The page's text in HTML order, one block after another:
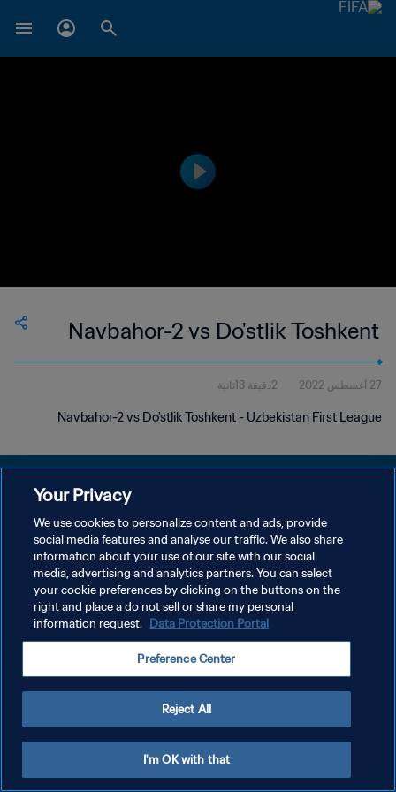
Navbahor-2 vs Do'stlik Toshkent
27 أغسطس 2022 2دقيقة 13ثانية
Navbahor-2 vs Do'stlik Toshkent - Uzbekistan First League
سياسة الخصوصية
إدارة تفضيلات ملفات تعريف الارتباط
Your Privacy
We use cookies to personalize content and ads, provide
social media features and analyse our traffic. We also share
information about your use of our site with our social
media, advertising and analytics partners. You can select
your cookie preferences by clicking on the buttons on the
right and place a do not sell or share my personal
information request. Data Protection Portal
Preference Center
Reject All
I'm OK with that